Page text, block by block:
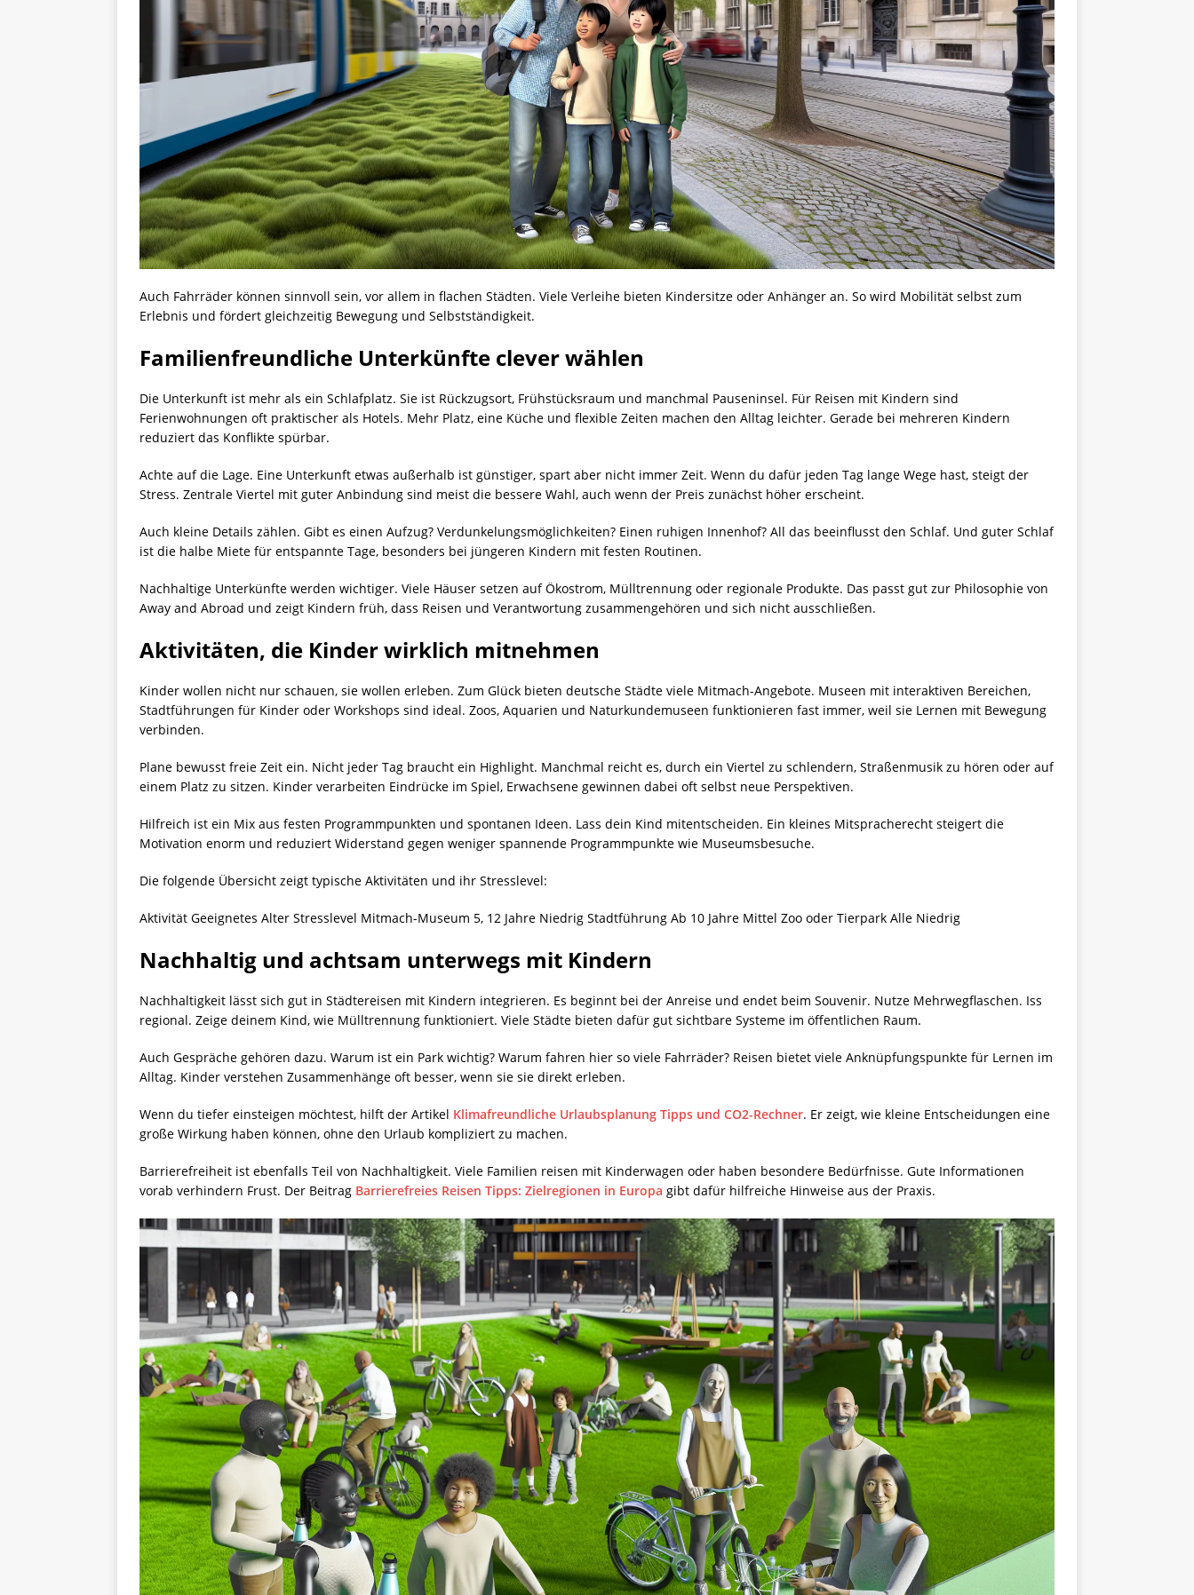
Auch Fahrräder können sinnvoll sein, vor allem in flachen Städten. Viele Verleihe bieten Kindersitze oder Anhänger an. So wird Mobilität selbst zum
Erlebnis und fördert gleichzeitig Bewegung und Selbstständigkeit.
Familienfreundliche Unterkünfte clever wählen
Die Unterkunft ist mehr als ein Schlafplatz. Sie ist Rückzugsort, Frühstücksraum und manchmal Pauseninsel. Für Reisen mit Kindern sind
Ferienwohnungen oft praktischer als Hotels. Mehr Platz, eine Küche und flexible Zeiten machen den Alltag leichter. Gerade bei mehreren Kindern
reduziert das Konflikte spürbar.
Achte auf die Lage. Eine Unterkunft etwas außerhalb ist günstiger, spart aber nicht immer Zeit. Wenn du dafür jeden Tag lange Wege hast, steigt der
Stress. Zentrale Viertel mit guter Anbindung sind meist die bessere Wahl, auch wenn der Preis zunächst höher erscheint.
Auch kleine Details zählen. Gibt es einen Aufzug? Verdunkelungsmöglichkeiten? Einen ruhigen Innenhof? All das beeinflusst den Schlaf. Und guter Schlaf
ist die halbe Miete für entspannte Tage, besonders bei jüngeren Kindern mit festen Routinen.
Nachhaltige Unterkünfte werden wichtiger. Viele Häuser setzen auf Ökostrom, Mülltrennung oder regionale Produkte. Das passt gut zur Philosophie von
Away and Abroad und zeigt Kindern früh, dass Reisen und Verantwortung zusammengehören und sich nicht ausschließen.
Aktivitäten, die Kinder wirklich mitnehmen
Kinder wollen nicht nur schauen, sie wollen erleben. Zum Glück bieten deutsche Städte viele Mitmach-Angebote. Museen mit interaktiven Bereichen,
Stadtführungen für Kinder oder Workshops sind ideal. Zoos, Aquarien und Naturkundemuseen funktionieren fast immer, weil sie Lernen mit Bewegung
verbinden.
Plane bewusst freie Zeit ein. Nicht jeder Tag braucht ein Highlight. Manchmal reicht es, durch ein Viertel zu schlendern, Straßenmusik zu hören oder auf
einem Platz zu sitzen. Kinder verarbeiten Eindrücke im Spiel, Erwachsene gewinnen dabei oft selbst neue Perspektiven.
Hilfreich ist ein Mix aus festen Programmpunkten und spontanen Ideen. Lass dein Kind mitentscheiden. Ein kleines Mitspracherecht steigert die
Motivation enorm und reduziert Widerstand gegen weniger spannende Programmpunkte wie Museumsbesuche.
Die folgende Übersicht zeigt typische Aktivitäten und ihr Stresslevel:
Aktivität Geeignetes Alter Stresslevel Mitmach-Museum 5, 12 Jahre Niedrig Stadtführung Ab 10 Jahre Mittel Zoo oder Tierpark Alle Niedrig
Nachhaltig und achtsam unterwegs mit Kindern
Nachhaltigkeit lässt sich gut in Städtereisen mit Kindern integrieren. Es beginnt bei der Anreise und endet beim Souvenir. Nutze Mehrwegflaschen. Iss
regional. Zeige deinem Kind, wie Mülltrennung funktioniert. Viele Städte bieten dafür gut sichtbare Systeme im öffentlichen Raum.
Auch Gespräche gehören dazu. Warum ist ein Park wichtig? Warum fahren hier so viele Fahrräder? Reisen bietet viele Anknüpfungspunkte für Lernen im
Alltag. Kinder verstehen Zusammenhänge oft besser, wenn sie sie direkt erleben.
Wenn du tiefer einsteigen möchtest, hilft der Artikel Klimafreundliche Urlaubsplanung Tipps und CO2-Rechner. Er zeigt, wie kleine Entscheidungen eine
große Wirkung haben können, ohne den Urlaub kompliziert zu machen.
Barrierefreiheit ist ebenfalls Teil von Nachhaltigkeit. Viele Familien reisen mit Kinderwagen oder haben besondere Bedürfnisse. Gute Informationen
vorab verhindern Frust. Der Beitrag Barrierefreies Reisen Tipps: Zielregionen in Europa gibt dafür hilfreiche Hinweise aus der Praxis.